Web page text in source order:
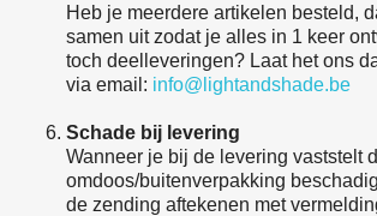
Heb je meerdere artikelen besteld,
samen uit zodat je alles in 1 keer
toch deelleveringen? Laat het ons
via email: info@lightandshade.be
Schade bij levering
Wanneer je bij de levering vaststelt
omdoos/buitenverpakking
de zending aftekenen met